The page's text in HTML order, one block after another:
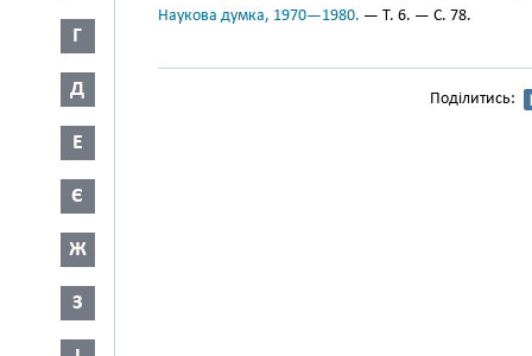
Г
Д
Е
Є
Ж
З
Наукова думка, 1970—1980. — Т. 6. — С. 78.
Поділитись: